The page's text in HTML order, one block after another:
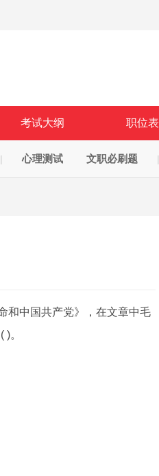
考试大纲 职位表
| 心理测试 文职必刷题 |
中国共产党》，在文章中毛
。